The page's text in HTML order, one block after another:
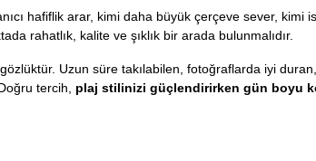
hafiflik arar, kimi daha büyük çerçeve sever,
rahatlık, kalite ve şıklık bir arada bulunmalıdır.
Uzun süre takılabilen, fotoğraflarda iyi
tercih, plaj stilinizi güçlendirirken gün boyu